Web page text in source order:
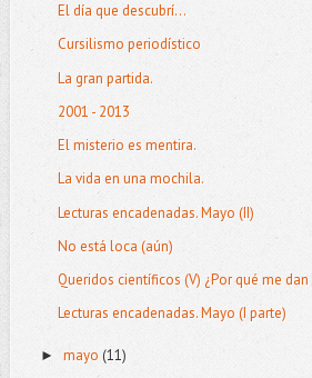
El día que descubrí...
Cursilismo periodístico
La gran partida.
2001 - 2013
El misterio es mentira.
La vida en una mochila.
Lecturas encadenadas. Mayo (II)
No está loca (aún)
Queridos científicos (V) ¿Por qué me
Lecturas encadenadas. Mayo (I parte)
► mayo (11)